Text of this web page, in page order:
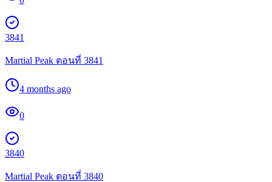
3841
Martial Peak ตอนที่ 3841
4 months ago
0
3840
Martial Peak ตอนที่ 3840